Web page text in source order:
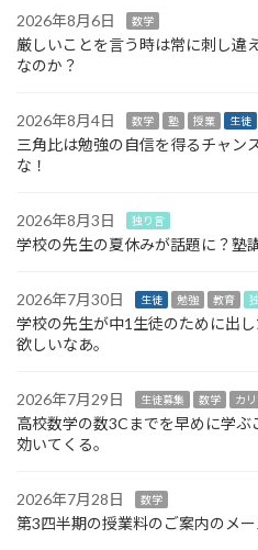
2026年8月6日 数学
厳しいことを言う時は常に刺し違
なのか？
2026年8月4日 数学 塾 授業 生徒
三角比は勉強の自信を得るチャン
な！
2026年8月3日 独り言
学校の先生の夏休みが話題に？塾
2026年7月30日 生徒 勉強 教育
学校の先生が中1生徒のために出
欲しいなあ。
2026年7月29日 生徒募集 数学 カ
高校数学の数3Cまでを早めに学
効いてくる。
2026年7月28日 数学
第3四半期の授業料のご案内のメー